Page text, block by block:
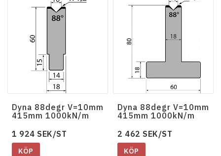
Dyna 88degr V=10mm
415mm 1000kN/m
1 924 SEK/ST
KÖP
Dyna 88degr V=10mm
415mm 1000kN/m
2 462 SEK/ST
KÖP